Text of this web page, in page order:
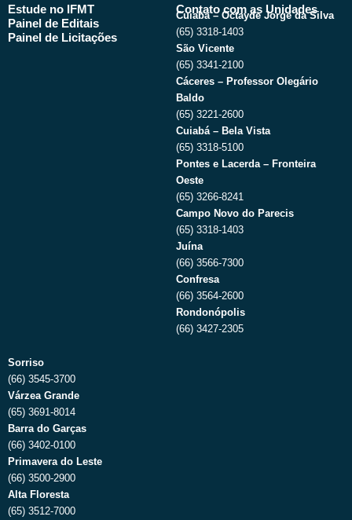
Estude no IFMT
Painel de Editais
Painel de Licitações
Contato com as Unidades
Cuiabá – Octayde Jorge da Silva
(65) 3318-1403
São Vicente
(65) 3341-2100
Cáceres – Professor Olegário
Baldo
(65) 3221-2600
Cuiabá – Bela Vista
(65) 3318-5100
Pontes e Lacerda – Fronteira
Oeste
(65) 3266-8241
Campo Novo do Parecis
(65) 3318-1403
Juína
(66) 3566-7300
Confresa
(66) 3564-2600
Rondonópolis
(66) 3427-2305
Sorriso
(66) 3545-3700
Várzea Grande
(65) 3691-8014
Barra do Garças
(66) 3402-0100
Primavera do Leste
(66) 3500-2900
Alta Floresta
(65) 3512-7000